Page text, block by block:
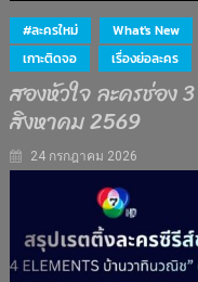
#ละครใหม่ What's New
เกาะติดจอ
เรื่องย่อละคร
สองหัวใจ ละครช่อง
สิงหาคม 2569
24 กรกฎาคม 2026